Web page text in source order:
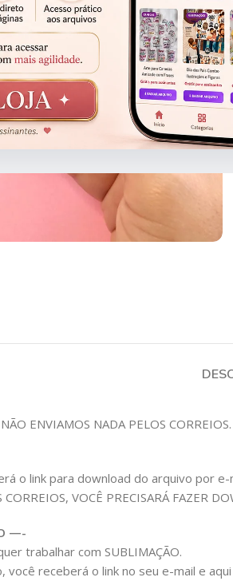
ENVIAMOS NADA PELOS CORREIOS.
o link para download do arquivo por
VOCÊ PRECISARÁ FAZER
—-
trabalhar com SUBLIMAÇÃO.
receberá o link no seu e-mail e